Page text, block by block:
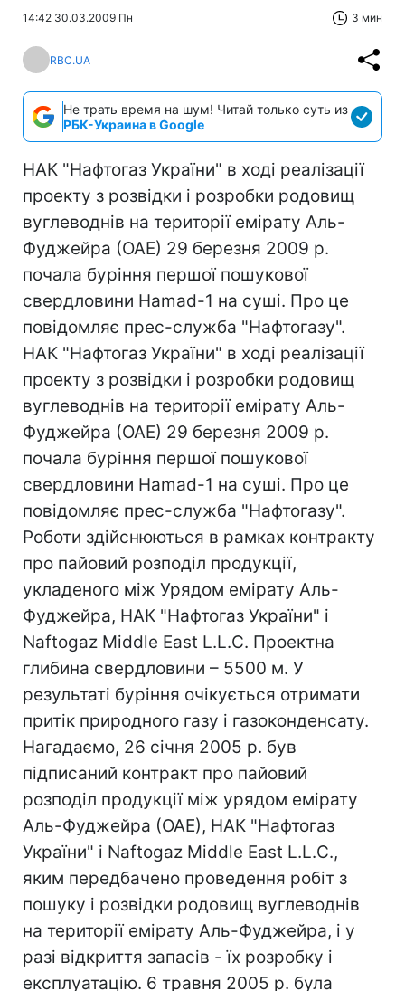
14:42 30.03.2009 Пн 3 мин
RBC.UA
Не трать время на шум! Читай только суть из
РБК-Украина в Google
НАК "Нафтогаз України" в ході реалізації
проекту з розвідки і розробки родовищ
вуглеводнів на території емірату Аль-
Фуджейра (ОАЕ) 29 березня 2009 р.
почала буріння першої пошукової
свердловини Hamad-1 на суші. Про це
повідомляє прес-служба "Нафтогазу".
НАК "Нафтогаз України" в ході реалізації
проекту з розвідки і розробки родовищ
вуглеводнів на території емірату Аль-
Фуджейра (ОАЕ) 29 березня 2009 р.
почала буріння першої пошукової
свердловини Hamad-1 на суші. Про це
повідомляє прес-служба "Нафтогазу".
Роботи здійснюються в рамках контракту
про пайовий розподіл продукції,
укладеного між Урядом емірату Аль-
Фуджейра, НАК "Нафтогаз України" і
Naftogaz Middle East L.L.C. Проектна
глибина свердловини – 5500 м. У
результаті буріння очікується отримати
притік природного газу і газоконденсату.
Нагадаємо, 26 січня 2005 р. був
підписаний контракт про пайовий
розподіл продукції між урядом емірату
Аль-Фуджейра (ОАЕ), НАК "Нафтогаз
України" і Naftogaz Middle East L.L.C.,
яким передбачено проведення робіт з
пошуку і розвідки родовищ вуглеводнів
на території емірату Аль-Фуджейра, і у
разі відкриття запасів - їх розробку і
експлуатацію. 6 травня 2005 р. була